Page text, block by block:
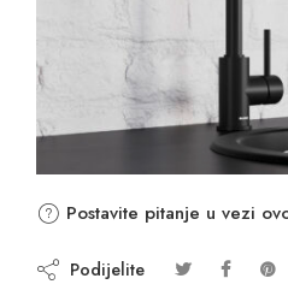
Postavite pitanje u vezi
Podijelite